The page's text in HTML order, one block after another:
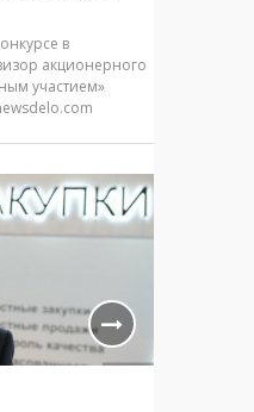
в
акционерного
участием»